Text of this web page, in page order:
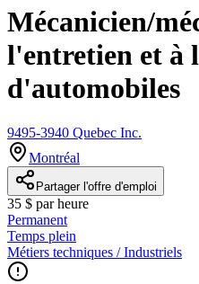
Mécanicien/
l'entretien et à
d'automobiles
9495-3940 Quebec Inc.
Montréal
Partager l'offre d'emploi
35 $ par heure
Permanent
Temps plein
Métiers techniques / Industriels